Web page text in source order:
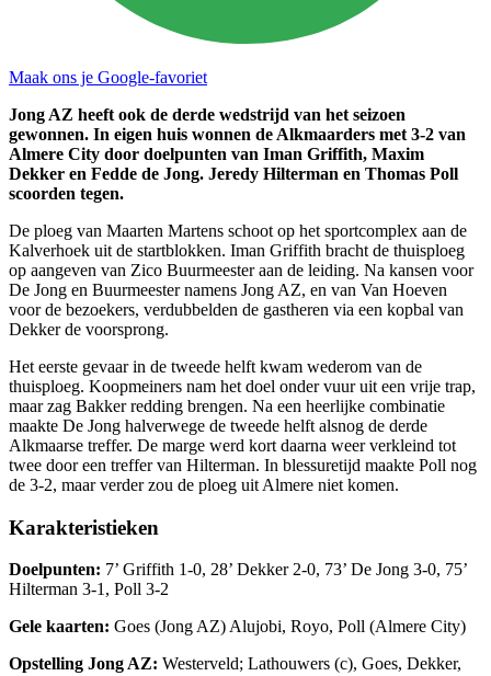
Maak ons je Google-favoriet
Jong AZ heeft ook de derde wedstrijd van het seizoen
gewonnen. In eigen huis wonnen de Alkmaarders met 3-2 van
Almere City door doelpunten van Iman Griffith, Maxim
Dekker en Fedde de Jong. Jeredy Hilterman en Thomas Poll
scoorden tegen.
De ploeg van Maarten Martens schoot op het sportcomplex aan de
Kalverhoek uit de startblokken. Iman Griffith bracht de thuisploeg
op aangeven van Zico Buurmeester aan de leiding. Na kansen voor
De Jong en Buurmeester namens Jong AZ, en van Van Hoeven
voor de bezoekers, verdubbelden de gastheren via een kopbal van
Dekker de voorsprong.
Het eerste gevaar in de tweede helft kwam wederom van de
thuisploeg. Koopmeiners nam het doel onder vuur uit een vrije trap,
maar zag Bakker redding brengen. Na een heerlijke combinatie
maakte De Jong halverwege de tweede helft alsnog de derde
Alkmaarse treffer. De marge werd kort daarna weer verkleind tot
twee door een treffer van Hilterman. In blessuretijd maakte Poll nog
de 3-2, maar verder zou de ploeg uit Almere niet komen.
Karakteristieken
Doelpunten: 7’ Griffith 1-0, 28’ Dekker 2-0, 73’ De Jong 3-0, 75’
Hilterman 3-1, Poll 3-2
Gele kaarten: Goes (Jong AZ) Alujobi, Royo, Poll (Almere City)
Opstelling Jong AZ: Westerveld; Lathouwers (c), Goes, Dekker,